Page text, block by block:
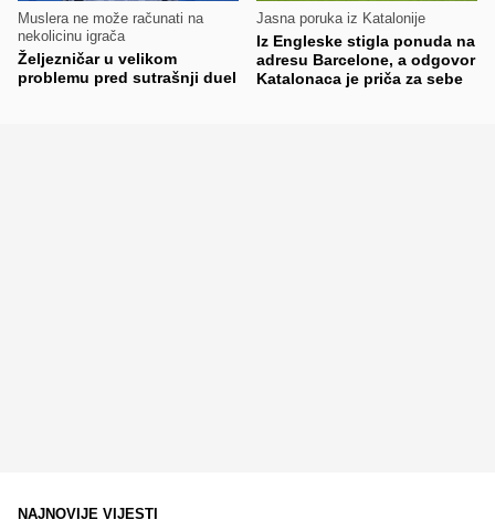
Muslera ne može računati na
nekolicinu igrača
Željezničar u velikom
problemu pred sutrašnji duel
Jasna poruka iz Katalonije
Iz Engleske stigla ponuda na
adresu Barcelone, a odgovor
Katalonaca je priča za sebe
NAJNOVIJE VIJESTI